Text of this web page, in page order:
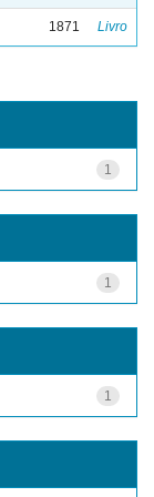
1871 Livro
1
1
1